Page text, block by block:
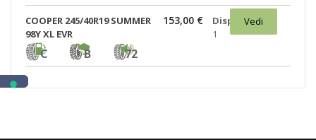
COOPER 245/40R19 SUMMER
98Y XL EVR
C B 72
153,00 €
Disponibili:
1
Vedi